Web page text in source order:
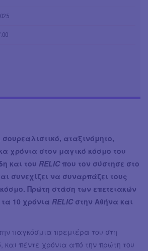
αταξινόμητο,
χρόνια στον μαγικό κόσμο του
και του RELIC που τον σύστησε στο
συνεχίζει να συναρπάζει τους
Πρώτη στάση των επετειακών
10 χρόνια RELIC στην Αθήνα και
παγκόσμια πρεμιέρα του στη
και πέντε χρόνια από την πρώτη του